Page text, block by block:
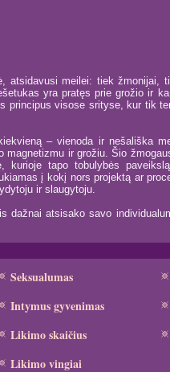
atsidavusi meilei: tiek žmonijai,
yra pratęs prie grožio ir
principus visose srityse, kur tik
– vienoda ir nešališka
magnetizmu ir grožiu. Šio
kurioje tapo tobulybės
į kokį nors projektą ar
ir slaugytoju.
dažnai atsisako savo
Seksualumas
Intymus gyvenimas
Likimo skaičius
Likimo vingiai